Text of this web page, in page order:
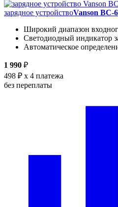
зарядное устройствоVanson BC-
Широкий диапазон
Светодиодный индикатор
Автоматическое
1 990 ₽
498 ₽ x 4 платежа
без переплаты